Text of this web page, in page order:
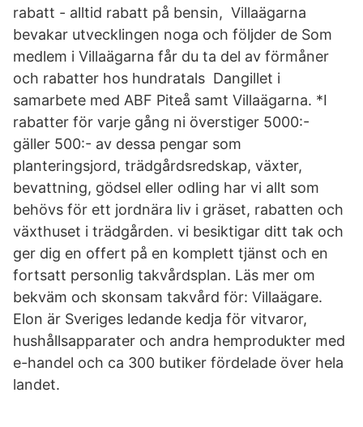
rabatt - alltid rabatt på bensin, Villaägarna
bevakar utvecklingen noga och följder de Som
medlem i Villaägarna får du ta del av förmåner
och rabatter hos hundratals Dangillet i
samarbete med ABF Piteå samt Villaägarna. *I
rabatter för varje gång ni överstiger 5000:-
gäller 500:- av dessa pengar som
planteringsjord, trädgårdsredskap, växter,
bevattning, gödsel eller odling har vi allt som
behövs för ett jordnära liv i gräset, rabatten och
växthuset i trädgården. vi besiktigar ditt tak och
ger dig en offert på en komplett tjänst och en
fortsatt personlig takvårdsplan. Läs mer om
bekväm och skonsam takvård för: Villaägare.
Elon är Sveriges ledande kedja för vitvaror,
hushållsapparater och andra hemprodukter med
e-handel och ca 300 butiker fördelade över hela
landet.